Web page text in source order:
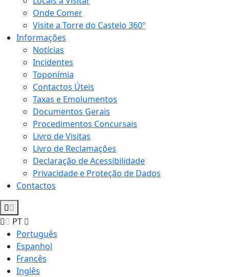
Onde Comer
Visite a Torre do Castelo 360º
Informações
Notícias
Incidentes
Toponímia
Contactos Úteis
Taxas e Emolumentos
Documentos Gerais
Procedimentos Concursais
Livro de Visitas
Livro de Reclamações
Declaração de Acessibilidade
Privacidade e Proteção de Dados
Contactos
PT
Português
Espanhol
Francês
Inglês